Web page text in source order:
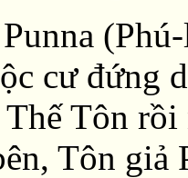
cư đứng
Thế Tôn
Tôn giả